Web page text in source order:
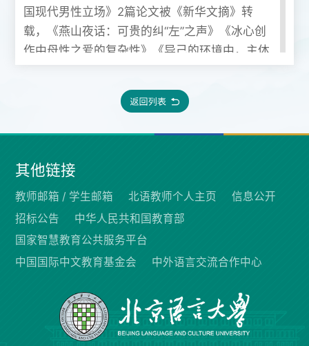
国现代男性立场》2篇论文被《新华文摘》转
载，《燕山夜话：可贵的纠“左”之声》《冰心创
作中母性之爱的复杂性》《异己的环境中，主体
何为——再论丁玲小说<在医院中>、<杜晚香
>》等6篇论文被《人大报刊复印资料》转载。学
术代表著作有《中国现代文学的性别意识》（人
集》（2019年）、《女性心灵与知识分子立场》
多部。主持并完成国家社科基金项目2007年年
度项目“中国现代文学的性别主体建构问题”、北
京市哲学社会科学基金2011年年度项目“邓拓在
北京时期的文化实践”、北京市哲学社会科学基
构”等。2004年在央视“百家讲坛”栏目做《想象
女性－－男权视角下的女性形象》和《作家笔下
的婚姻生活》两场学术讲座，2009年在在中国
其他链接
教师邮箱 / 学生邮箱 北语教师个人主页
信息公开
招标公告
中华人民共和国教育部
国家智慧教育公共服务平台
中国国际中文教育基金会
中外语言交流合作中心